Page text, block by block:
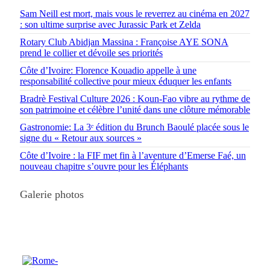
Sam Neill est mort, mais vous le reverrez au cinéma en 2027
: son ultime surprise avec Jurassic Park et Zelda
Rotary Club Abidjan Massina : Françoise AYE SONA
prend le collier et dévoile ses priorités
Côte d’Ivoire: Florence Kouadio appelle à une
responsabilité collective pour mieux éduquer les enfants
Bradrè Festival Culture 2026 : Koun-Fao vibre au rythme de
son patrimoine et célèbre l’unité dans une clôture mémorable
Gastronomie: La 3ᵉ édition du Brunch Baoulé placée sous le
signe du « Retour aux sources »
Côte d’Ivoire : la FIF met fin à l’aventure d’Emerse Faé, un
nouveau chapitre s’ouvre pour les Éléphants
Galerie photos